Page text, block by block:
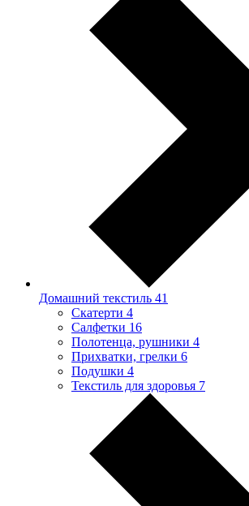
Домашний текстиль 41
Скатерти 4
Салфетки 16
Полотенца, рушники 4
Прихватки, грелки 6
Подушки 4
Текстиль для здоровья 7